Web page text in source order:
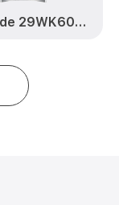
UltraWide 29WK600-W [29WK600-W.ARUZ]